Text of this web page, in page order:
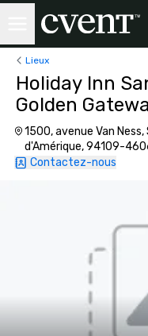
Lieux
Holiday Inn
Golden
1500, avenue Van
d'Amérique, 94109-
Contactez-nous